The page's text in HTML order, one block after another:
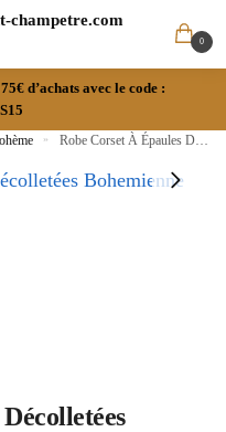
0
d’achats avec le code :
» Robe Corset À Épaules Décolletées